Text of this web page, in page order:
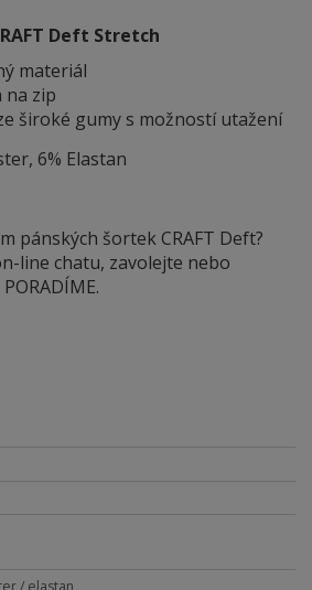
Deft Stretch
materiál
na zip
široké gumy s možností utažení
6% Elastan
pánských šortek CRAFT Deft?
line chatu, zavolejte nebo
/ elastan